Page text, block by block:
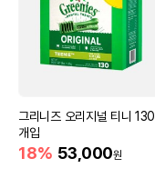
그리니즈 오리지널 티니 130
개입
18% 53,000원